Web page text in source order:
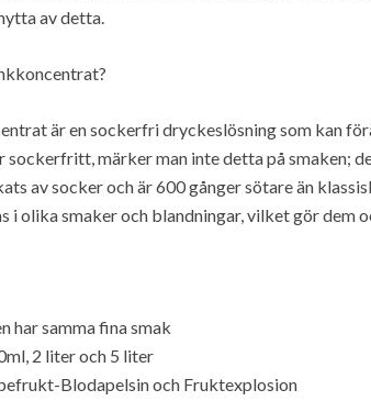
av detta.
är en sockerfri dryckeslösning som kan
sockerfritt, märker man inte detta på smaken;
av socker och är 600 gånger sötare än
i olika smaker och blandningar, vilket gör dem
har samma fina smak
2 liter och 5 liter
Blodapelsin och Fruktexplosion